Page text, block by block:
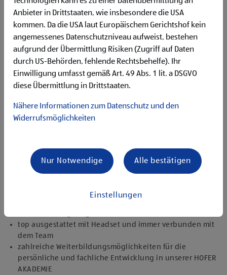
Flexibilität für Früh- und Spätdienste (Montag bis
Samstag)
Begeisterung im Handel zu arbeiten und den
Unternehmenserfolg mitzugestalten
Freude an der Arbeit im Team für ein motiviertes
Miteinander
Bereitschaft zu körperlich anspruchsvollen Tätigkeiten
freundlich im Umgang mit Kund:innen für eine
zuverlässige und organisierte Arbeitsweise zur
gewissenhaften Erledigung der Aufgaben
1.000 € HOFER Reisen- oder Warengutschein und
zusätzlich 1.500 € bei ausgezeichnetem Erfolg
Erfolgsprämien bei positivem Lehrabschluss (guter Erfolg:
top ausgestattet mit Headset und immer verbunden mit
dem Team
zahlreiche Weiterbildungsmöglichkeiten für die
persönliche und fachliche Entwicklung in unserer HOFER
AKADEMIE
Anbieter in Drittstaaten, wie insbesondere die USA
kommen. Da die USA laut Europäischem Gerichtshof kein
angemessenes Datenschutzniveau aufweist, bestehen
aufgrund der Übermittlung Risiken (Zugriff auf Daten
durch US-Behörden, fehlende Rechtsbehelfe). Ihr
Einwilligung umfasst gemäß Art. 49 Abs. 1 lit. a DSGVO
diese Übermittlung in Drittstaaten.
Nähere Informationen zum Datenschutz und den
Widerrufsmöglichkeiten
Einstellungen
Nur Notwendige Alle bestätigen